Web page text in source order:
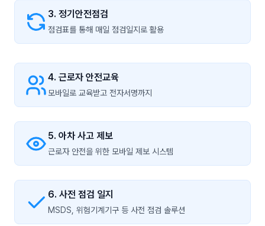
3. 정기안전점검
점검표를 통해 매일 점검일지로 활용
4. 근로자 안전교육
모바일로 교육받고 전자서명까지
5. 아차 사고 제보
근로자 안전을 위한 모바일 제보 시스템
6. 사전 점검 일지
MSDS, 위험기계기구 등 사전 점검 솔루션